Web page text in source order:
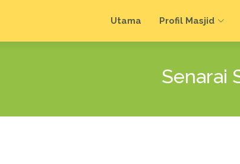
Utama Profil Masjid
Senarai